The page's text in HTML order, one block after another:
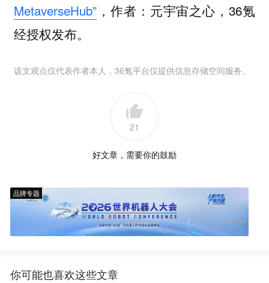
MetaverseHub”，作者：元宇宙之心，36氪
经授权发布。
该文观点仅代表作者本人，36氪平台仅提供信息存储空间服务。
21
好文章，需要你的鼓励
品牌专题
你可能也喜欢这些文章